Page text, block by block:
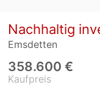
Nachhaltig
Emsdetten
Kaufpreis
358.600 €